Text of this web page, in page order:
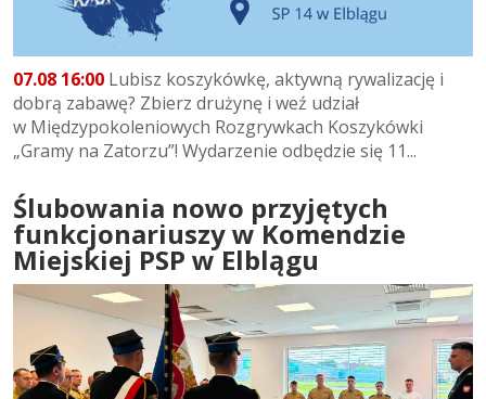
07.08 16:00 Lubisz koszykówkę, aktywną rywalizację i
dobrą zabawę? Zbierz drużynę i weź udział
w Międzypokoleniowych Rozgrywkach Koszykówki
„Gramy na Zatorzu”! Wydarzenie odbędzie się 11...
Ślubowania nowo przyjętych
funkcjonariuszy w Komendzie
Miejskiej PSP w Elblągu